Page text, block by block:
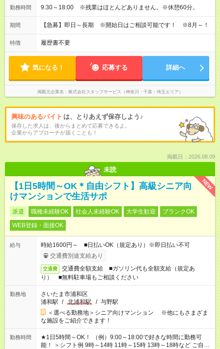
勤務時間 9:30～18:00 ※残業はほとんどありません。※休憩60分。
期間 【急募】即日～長期 ※開始日はご相談可能です！ ※8月～！
特徴 履歴書不要
気になる！ 応募する 詳細へ
掲載元企業名 株式会社スタッフサービス（神奈川・千葉・埼玉エリア）
興味のあるバイト は、とりあえず保存しよう♪
保存した求人は、後からまとめて応募できるよ。
企業からアプローチが届くことも！
掲載日：2026.08.09
未読
NEW
【1日5時間～OK＊自由シフト】高級シニア向
けマンションで生活サポ
派遣 職種未経験OK 社会人未経験OK 大学生歓迎
ブランクOK
WEB登録・面接OK
給与
時給1600円～ ■日払いOK（規定あり）※即日払い不可
交通費別途支給あり
交通費
交通費全額支給 ■ガソリン代も全額支給（規定あ
り） ■無料駐車場もご相談ください
勤務地
さいたま市浦和区
浦和駅 / 北浦和駅 / 与野駅
＜選べる勤務地＞シニア向けマンション ※他にもさまざま
な施設をご紹介できます！
勤務時間
★1日5時間～OK！ （例）9:00～18:00で好きな時間に勤務可
能！ ＞シフト例 9時～14時 11時～15時 13時～18時など ご自身